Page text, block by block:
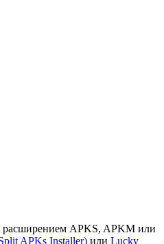
расширением APKS, APKM или
APKs Installer) или Lucky